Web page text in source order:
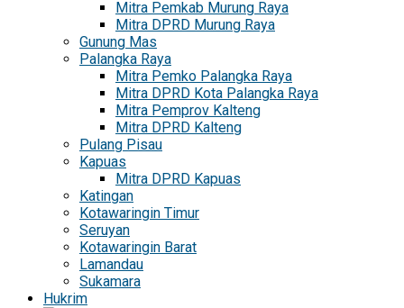
Mitra Pemkab Murung Raya
Mitra DPRD Murung Raya
Gunung Mas
Palangka Raya
Mitra Pemko Palangka Raya
Mitra DPRD Kota Palangka Raya
Mitra Pemprov Kalteng
Mitra DPRD Kalteng
Pulang Pisau
Kapuas
Mitra DPRD Kapuas
Katingan
Kotawaringin Timur
Seruyan
Kotawaringin Barat
Lamandau
Sukamara
Hukrim